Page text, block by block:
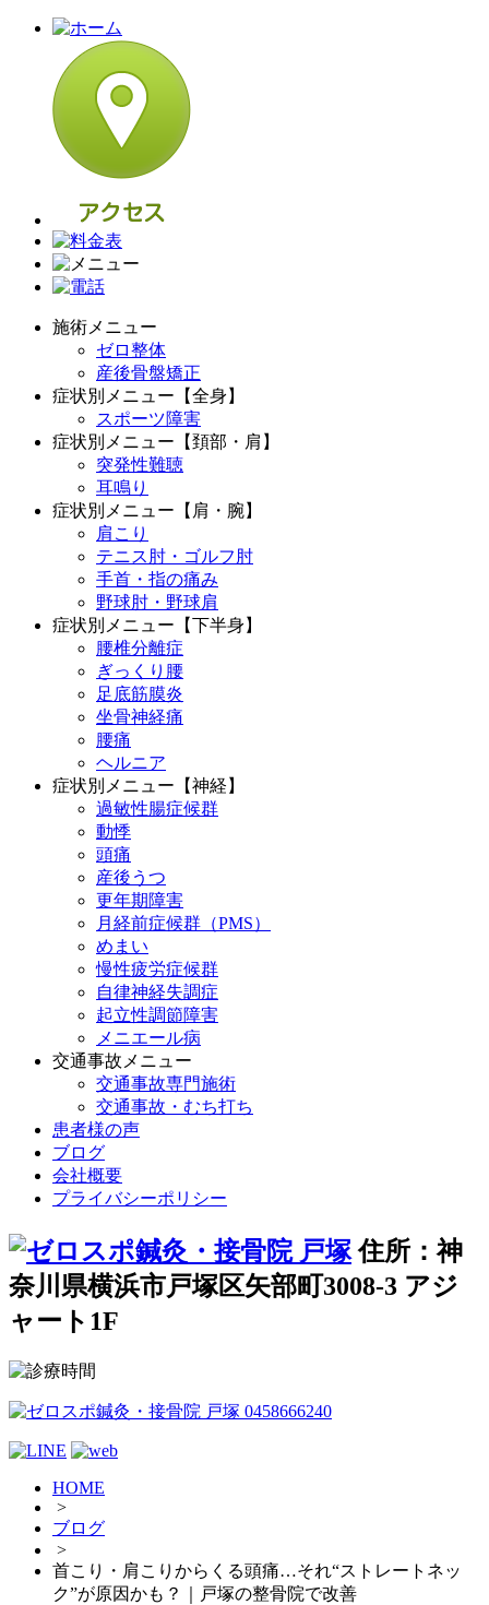
施術メニュー
ゼロ整体
産後骨盤矯正
症状別メニュー【全身】
スポーツ障害
症状別メニュー【頚部・肩】
突発性難聴
耳鳴り
症状別メニュー【肩・腕】
肩こり
テニス肘・ゴルフ肘
手首・指の痛み
野球肘・野球肩
症状別メニュー【下半身】
腰椎分離症
ぎっくり腰
足底筋膜炎
坐骨神経痛
腰痛
ヘルニア
症状別メニュー【神経】
過敏性腸症候群
動悸
頭痛
産後うつ
更年期障害
月経前症候群（PMS）
めまい
慢性疲労症候群
自律神経失調症
起立性調節障害
メニエール病
交通事故メニュー
交通事故専門施術
交通事故・むち打ち
患者様の声
ブログ
会社概要
プライバシーポリシー
住所：神
奈川県横浜市戸塚区矢部町3008-3 アジ
ャート1F
HOME
>
ブログ
>
首こり・肩こりからくる頭痛…それ“ストレートネッ
ク”が原因かも？｜戸塚の整骨院で改善